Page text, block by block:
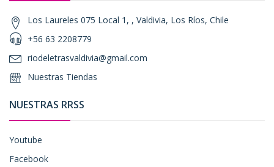
Los Laureles 075 Local 1, , Valdivia, Los Ríos, Chile
+56 63 2208779
riodeletrasvaldivia@gmail.com
Nuestras Tiendas
NUESTRAS RRSS
Youtube
Facebook